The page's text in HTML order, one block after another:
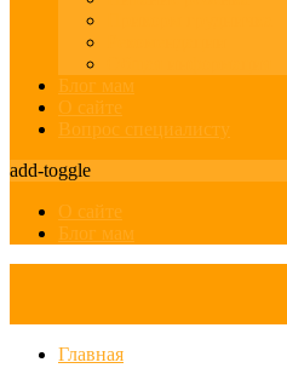
Блог мам
О сайте
Вопрос специалисту
add-toggle
О сайте
Блог мам
Главная